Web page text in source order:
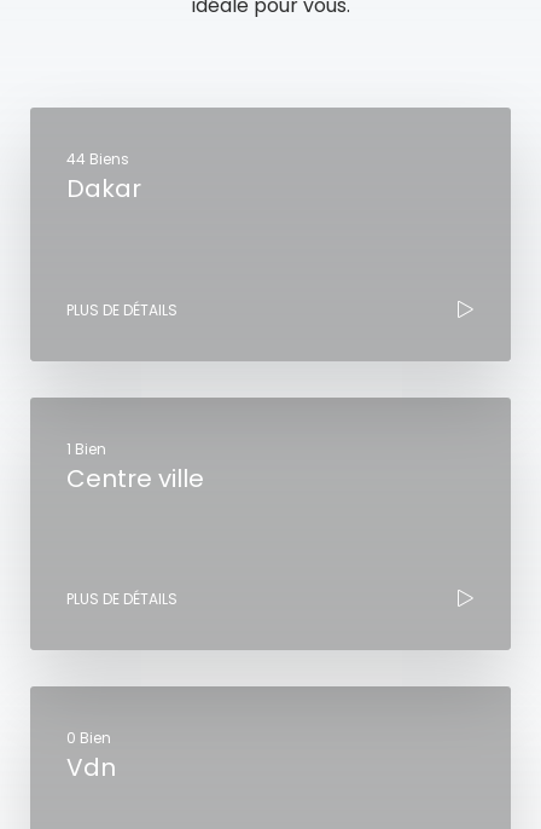
idéale pour vous.
44 Biens
Dakar
PLUS DE DÉTAILS
1 Bien
Centre ville
PLUS DE DÉTAILS
0 Bien
Vdn